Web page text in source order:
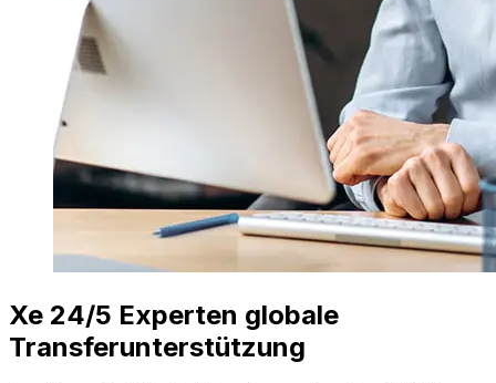
Xe 24/5 Experten globale
Transferunterstützung